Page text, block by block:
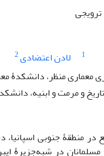
ترویجی
1 لادن اعتضادی2
معماری منظر، دانشکدۀ
و مرمت و ابنیه،